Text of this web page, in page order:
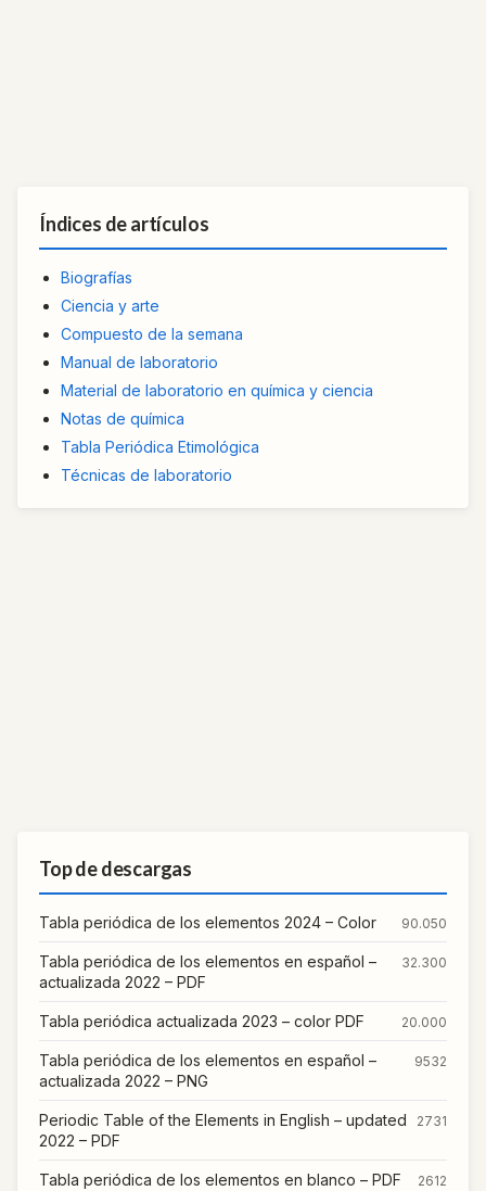
Índices de artículos
Biografías
Ciencia y arte
Compuesto de la semana
Manual de laboratorio
Material de laboratorio en química y ciencia
Notas de química
Tabla Periódica Etimológica
Técnicas de laboratorio
Top de descargas
Tabla periódica de los elementos 2024 – Color 90.050
Tabla periódica de los elementos en español –
actualizada 2022 – PDF
32.300
Tabla periódica actualizada 2023 – color PDF 20.000
Tabla periódica de los elementos en español –
actualizada 2022 – PNG
9532
Periodic Table of the Elements in English – updated
2022 – PDF
2731
Tabla periódica de los elementos en blanco – PDF 2612